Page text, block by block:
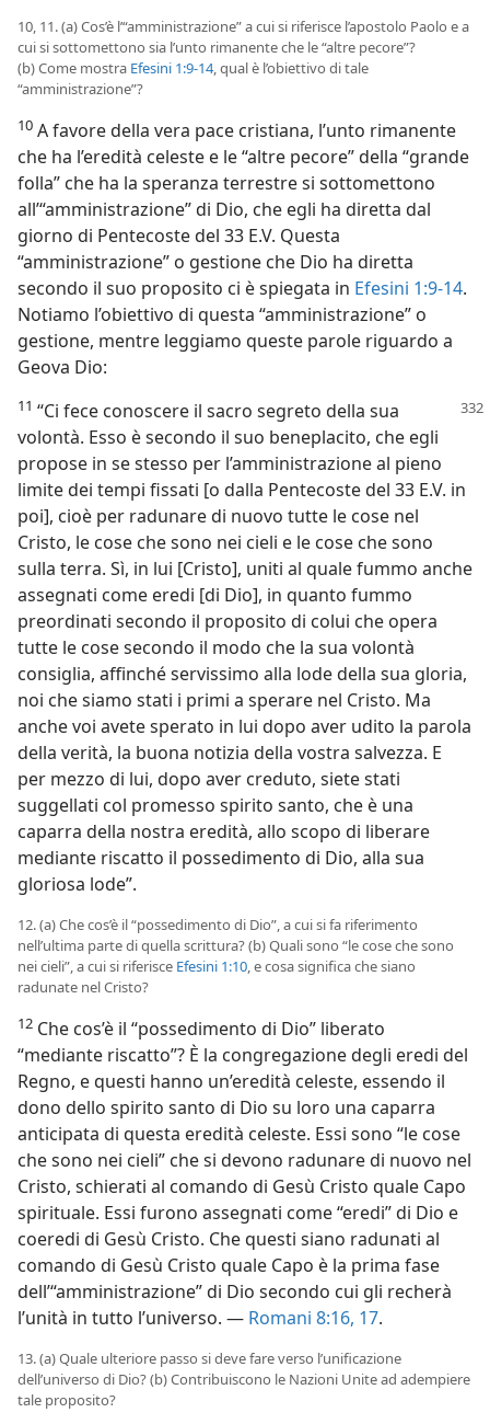
10, 11. (a) Cos’è l’“amministrazione” a cui si riferisce l’apostolo Paolo e a
cui si sottomettono sia l’unto rimanente che le “altre pecore”?
(b) Come mostra Efesini 1:9-14, qual è l’obiettivo di tale
“amministrazione”?
10 A favore della vera pace cristiana, l’unto rimanente
che ha l’eredità celeste e le “altre pecore” della “grande
folla” che ha la speranza terrestre si sottomettono
all’“amministrazione” di Dio, che egli ha diretta dal
giorno di Pentecoste del 33 E.V. Questa
“amministrazione” o gestione che Dio ha diretta
secondo il suo proposito ci è spiegata in Efesini 1:9-14.
Notiamo l’obiettivo di questa “amministrazione” o
gestione, mentre leggiamo queste parole riguardo a
Geova Dio:
11 “Ci fece conoscere il sacro segreto della sua
volontà. Esso è secondo il suo beneplacito, che egli
propose in se stesso per l’amministrazione al pieno
limite dei tempi fissati [o dalla Pentecoste del 33 E.V. in
poi], cioè per radunare di nuovo tutte le cose nel
Cristo, le cose che sono nei cieli e le cose che sono
sulla terra. Sì, in lui [Cristo], uniti al quale fummo anche
assegnati come eredi [di Dio], in quanto fummo
preordinati secondo il proposito di colui che opera
tutte le cose secondo il modo che la sua volontà
consiglia, affinché servissimo alla lode della sua gloria,
noi che siamo stati i primi a sperare nel Cristo. Ma
anche voi avete sperato in lui dopo aver udito la parola
della verità, la buona notizia della vostra salvezza. E
per mezzo di lui, dopo aver creduto, siete stati
suggellati col promesso spirito santo, che è una
caparra della nostra eredità, allo scopo di liberare
mediante riscatto il possedimento di Dio, alla sua
gloriosa lode”.
12. (a) Che cos’è il “possedimento di Dio”, a cui si fa riferimento
nell’ultima parte di quella scrittura? (b) Quali sono “le cose che sono
nei cieli”, a cui si riferisce Efesini 1:10, e cosa significa che siano
radunate nel Cristo?
12 Che cos’è il “possedimento di Dio” liberato
“mediante riscatto”? È la congregazione degli eredi del
Regno, e questi hanno un’eredità celeste, essendo il
dono dello spirito santo di Dio su loro una caparra
anticipata di questa eredità celeste. Essi sono “le cose
che sono nei cieli” che si devono radunare di nuovo nel
Cristo, schierati al comando di Gesù Cristo quale Capo
spirituale. Essi furono assegnati come “eredi” di Dio e
coeredi di Gesù Cristo. Che questi siano radunati al
comando di Gesù Cristo quale Capo è la prima fase
dell’“amministrazione” di Dio secondo cui gli recherà
l’unità in tutto l’universo. — Romani 8:16, 17.
13. (a) Quale ulteriore passo si deve fare verso l’unificazione
dell’universo di Dio? (b) Contribuiscono le Nazioni Unite ad adempiere
tale proposito?